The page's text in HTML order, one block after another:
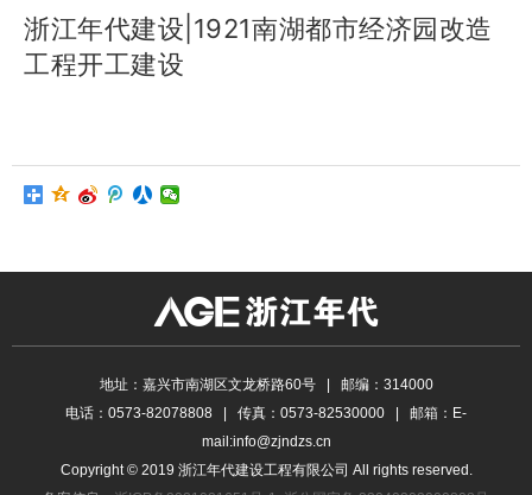
浙江年代建设|1921南湖都市经济园改造
工程开工建设
地址：嘉兴市南湖区文龙桥路60号 | 邮编：314000
电话：0573-82078808 | 传真：0573-82530000 | 邮箱：E-
mail:info@zjndzs.cn
Copyright © 2019 浙江年代建设工程有限公司 All rights reserved.